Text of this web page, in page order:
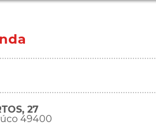
27
49400